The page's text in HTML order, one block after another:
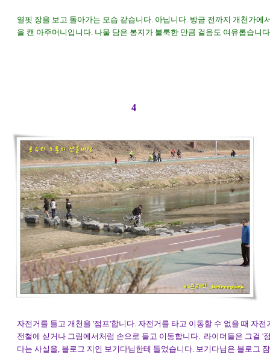
열핏 장을 보고 돌아가는 모습 같습니다. 아닙니다. 방금 전까지 개천가에
을 캔 아주머니입니다. 나물 담은 봉지가 불룩한 만큼 걸음도 여유롭습니
4
자전거를 들고 개천을 '점프'합니다. 자전거를 타고 이동할 수 없을 때 자전
전철에 싣거나 그림에서처럼 손으로 들고 이동합니다. 라이더들은 그걸 '
다는 사실을, 블로그 지인 보기다님한테 들었습니다. 보기다님은 블로그